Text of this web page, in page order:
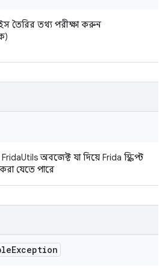
তৈরির তথ্য পরীক্ষা করুন
অবজেক্ট যা দিয়ে Frida স্ক্রিপ্ট
যেতে পারে
Exception